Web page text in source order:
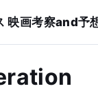
映画考察and予